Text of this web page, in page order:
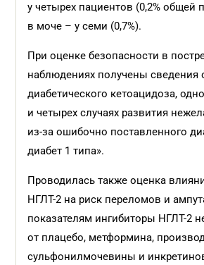
у четырех пациентов (0,2% общей
в моче – у семи (0,7%).
При оценке безопасности в
наблюдениях получены сведения
диабетического кетоацидоза,
и четырех случаях развития
из-за ошибочно поставленного
диабет 1 типа».
Проводилась также оценка
НГЛТ-2 на риск переломов и
показателям ингибиторы НГЛТ-2
от плацебо, метформина,
сульфонилмочевины и